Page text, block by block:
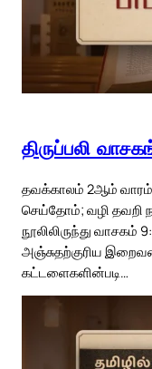
திருப்பலி
தவக்காலம் 2ஆம் வாரம்
செய்தோம்; வழி தவறி
நூலிலிருந்து வாசகம்
அஞ்சுதற்குரிய
கட்டளைகளின்படி…